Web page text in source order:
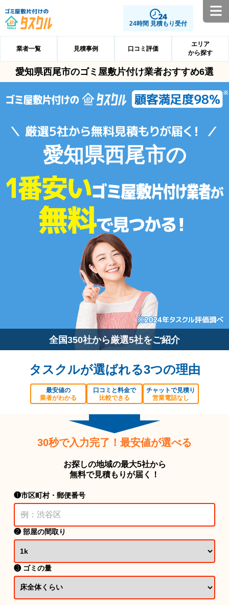
24時間 見積もり受付
業者一覧 見積事例 口コミ評価
エリア
から探す
愛知県西尾市のゴミ屋敷片付け業者おすすめ6選
愛知県西尾市の
全国350社から厳選5社をご紹介
タスクルが選ばれる3つの理由
最安値の
業者がわかる
口コミと料金で
比較できる
チャットで見積り
営業電話なし
30秒で入力完了！最安値が選べる
お探しの地域の最大5社から
無料で見積もりが届く！
❶市区町村・郵便番号
❷ 部屋の間取り
❸ ゴミの量